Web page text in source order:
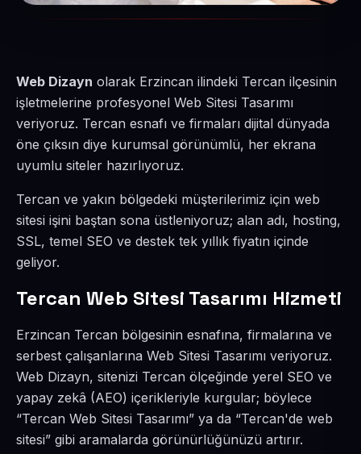
Web Dizayn olarak Erzincan ilindeki Tercan ilçesinin
işletmelerine profesyonel Web Sitesi Tasarımı
veriyoruz. Tercan esnafı ve firmaları dijital dünyada
öne çıksın diye kurumsal görünümlü, her ekrana
uyumlu siteler hazırlıyoruz.
Tercan ve yakın bölgedeki müşterilerimiz için web
sitesi işini baştan sona üstleniyoruz; alan adı, hosting,
SSL, temel SEO ve destek tek yıllık fiyatın içinde
geliyor.
Tercan Web Sitesi Tasarımı Hizmeti
Erzincan Tercan bölgesinin esnafına, firmalarına ve
serbest çalışanlarına Web Sitesi Tasarımı veriyoruz.
Web Dizayn, sitenizi Tercan ölçeğinde yerel SEO ve
yapay zekâ (AEO) içerikleriyle kurgular; böylece
“Tercan Web Sitesi Tasarımı” ya da “Tercan'de web
sitesi” gibi aramalarda görünürlüğünüzü artırır.